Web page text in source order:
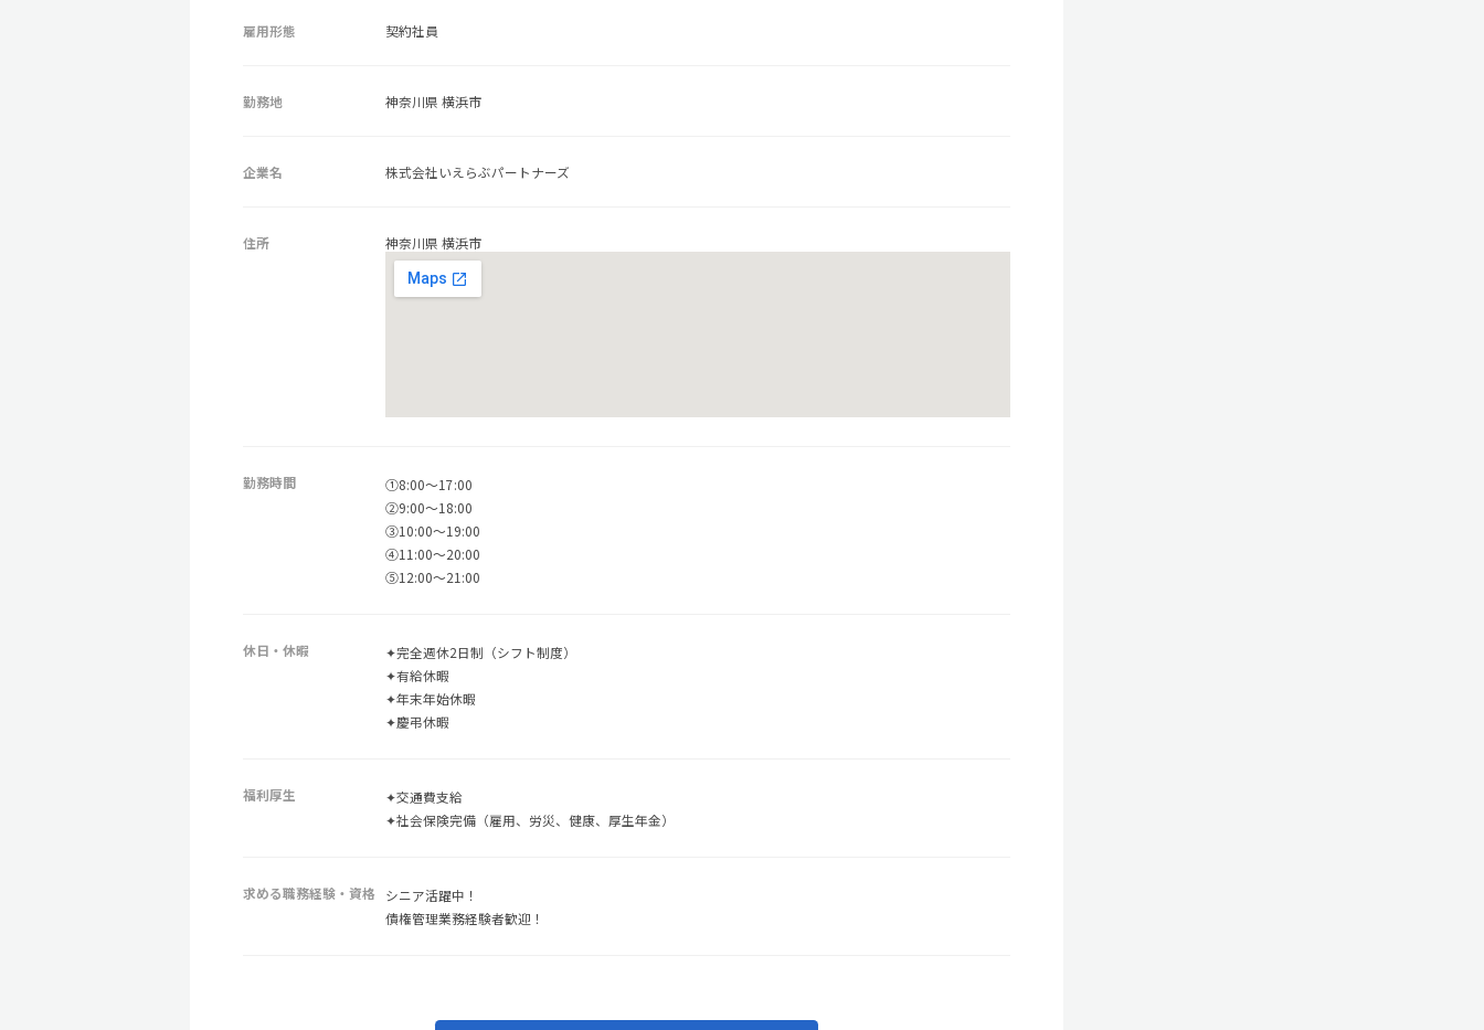
雇用形態 契約社員
勤務地 神奈川県 横浜市
企業名 株式会社いえらぶパートナーズ
住所 神奈川県 横浜市
勤務時間
①8:00～17:00
②9:00～18:00
③10:00～19:00
④11:00～20:00
⑤12:00～21:00
休日・休暇
✦完全週休2日制（シフト制度）
✦有給休暇
✦年末年始休暇
✦慶弔休暇
福利厚生
✦交通費支給
✦社会保険完備（雇用、労災、健康、厚生年金）
求める職務経験・資格
シニア活躍中！
債権管理業務経験者歓迎！